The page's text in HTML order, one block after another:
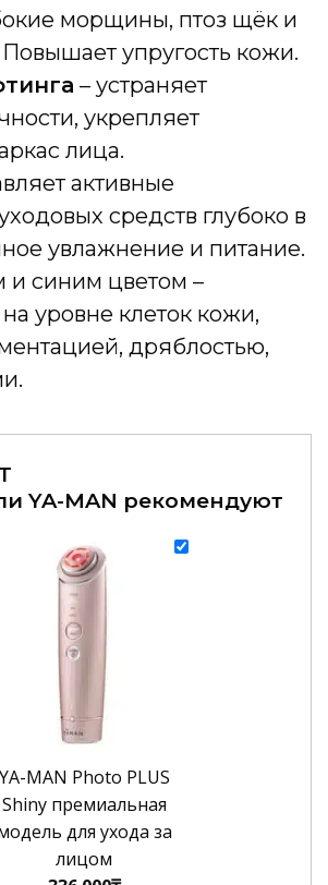
морщины, птоз щёк и
упругость кожи.
– устраняет
укрепляет
лица.
активные
средств глубоко в
увлажнение и питание.
и синим цветом –
уровне клеток кожи,
дряблостью,
YA-MAN рекомендуют
YA-MAN Photo PLUS
Shiny премиальная
для ухода за
лицом